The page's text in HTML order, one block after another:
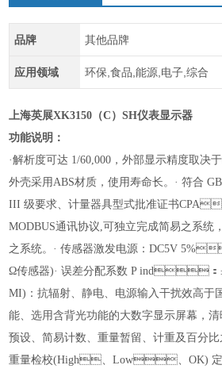
品牌 其他品牌
应用领域 环保,食品,能源,电子,综合
上海英展XK3150 （C ）SH仪表显示器
功能说明：
·解析度可达 1/60,000，外部显示精度取决于
外壳采用ABS材质，使用寿命长。 · 符合
III 级要求、计量器具型式批准证书
MODBUS通讯协议,可独立完成简易之系统
之系统。 · 传感器激发电源：DC5V
Ω传感器)· 误差分配系数 P ind：
MI)：抗辐射、静电、电源输入干扰效高
能、选用含背光功能的大数字显示屏幕，
预设、简易计数、重量暂留、计重及百分
重量检校(High、Low、OK) 定量